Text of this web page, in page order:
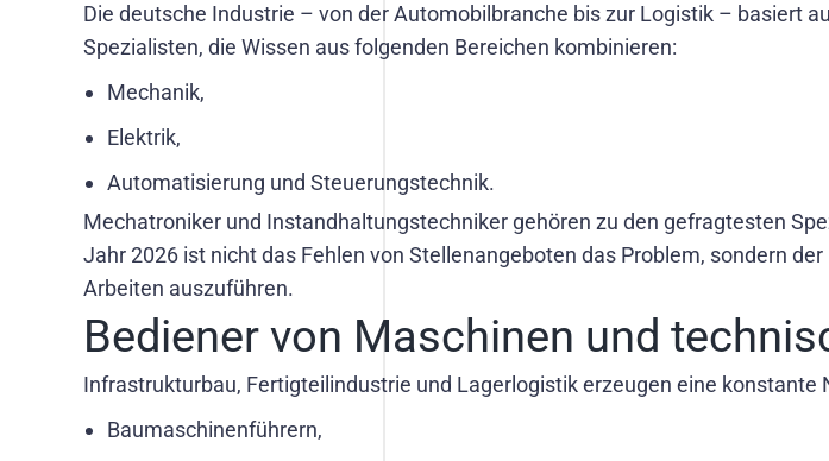
Die deutsche Industrie – von der Automobilbranche bis zur Logistik – basiert
Spezialisten, die Wissen aus folgenden Bereichen kombinieren:
Mechanik,
Elektrik,
Automatisierung und Steuerungstechnik.
Mechatroniker und Instandhaltungstechniker gehören zu den gefragtesten
Jahr 2026 ist nicht das Fehlen von Stellenangeboten das Problem, sondern
Arbeiten auszuführen.
Bediener von Maschinen und
Infrastrukturbau, Fertigteilindustrie und Lagerlogistik erzeugen eine konstante
Baumaschinenführern,